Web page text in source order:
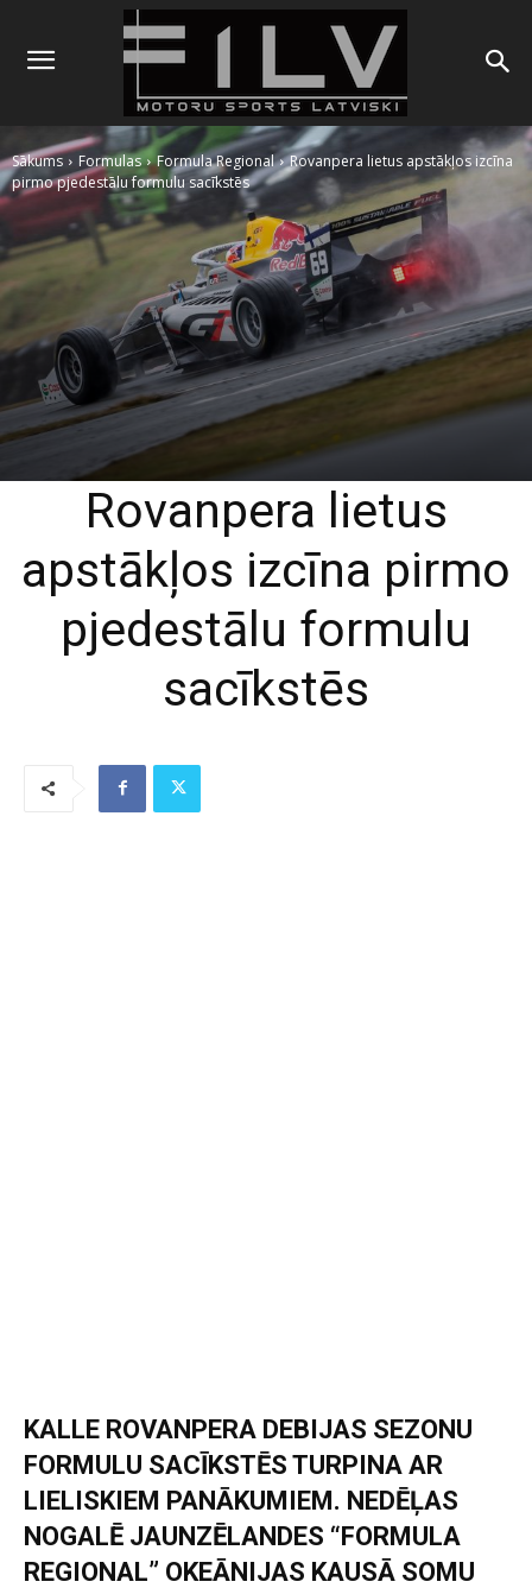
Sākums Formulas Formula Regional
Rovanpera lietus apstākļos izcīna
pirmo pjedestālu formulu sacīkstēs
Rovanpera lietus
apstākļos izcīna pirmo
pjedestālu formulu
sacīkstēs
KALLE ROVANPERA DEBIJAS SEZONU
FORMULU SACĪKSTĒS TURPINA AR
LIELISKIEM PANĀKUMIEM. NEDĒĻAS
NOGALĒ JAUNZĒLANDES “FORMULA
REGIONAL” OKEĀNIJAS KAUSĀ SOMU